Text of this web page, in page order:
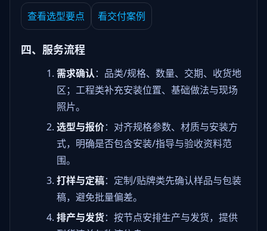
查看选型要点 看交付案例
四、服务流程
需求确认：品类/规格、数量、交期、收货地
区；工程类补充安装位置、基础做法与现场
照片。
选型与报价：对齐规格参数、材质与安装方
式，明确是否包含安装/指导与验收资料范
围。
打样与定稿：定制/贴牌类先确认样品与包装
稿，避免批量偏差。
排产与发货：按节点安排生产与发货，提供